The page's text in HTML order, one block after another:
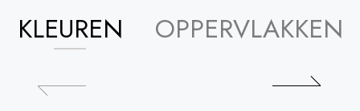
KLEUREN OPPERVLAKKEN